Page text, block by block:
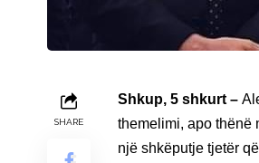
SHARE
Shkup, 5 shkurt –
themelimi, apo thënë
një shkëputje tjetër